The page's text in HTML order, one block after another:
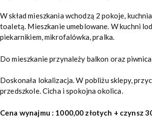
W skład mieszkania wchodzą 2 pokoje,
toaletą. Mieszkanie umeblowane. W kuchni
piekarnikiem, mikrofalówka, pralka.
Do mieszkanie przynależy balkon oraz
Doskonała lokalizacja. W pobliżu sklepy,
przedszkole. Cicha i spokojna okolica.
Cena wynajmu : 1000,00 złotych + czynsz